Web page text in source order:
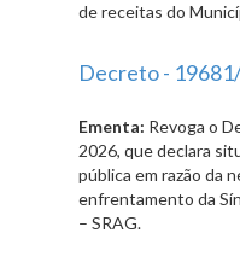
de receitas do
Decreto -
Ementa: Revoga o
2026, que declara
pública em razão da
enfrentamento da
– SRAG.